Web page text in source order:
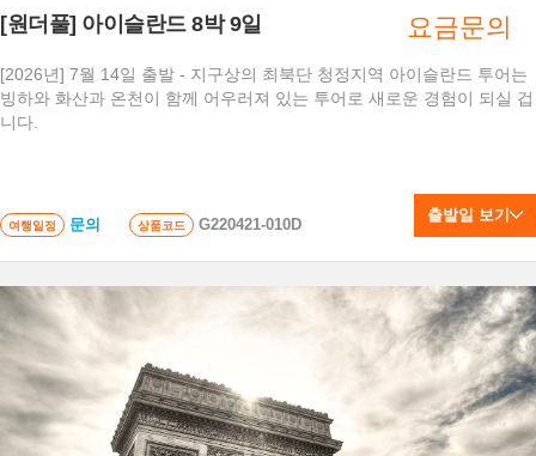
[원더풀] 아이슬란드 8박 9일
[2026년] 7월 14일 출발 - 지구상의 최북단 청정지역 아이슬란드 투어는
빙하와 화산과 온천이 함께 어우러져 있는 투어로 새로운 경험이 되실 겁
니다.
여행일정 문의 상품코드 G220421-010D
요금문의
출발일 보기